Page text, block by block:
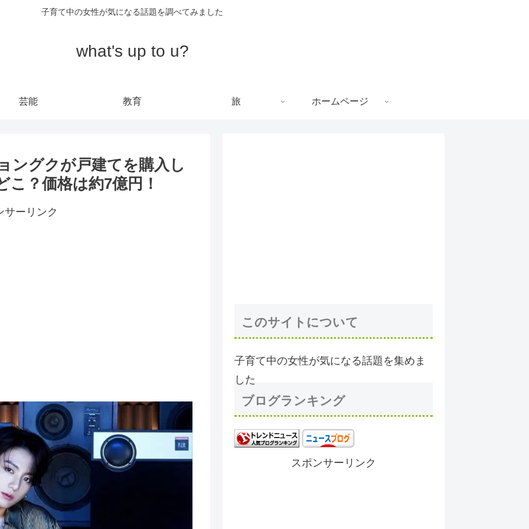
子育て中の女性が気になる話題を調べてみました
what's up to u?
芸能 教育 旅 ホームページ
ングクが戸建てを購入し
？価格は約7億円！
サーリンク
このサイトについて
子育て中の女性が気になる話題を集めま
した
ブログランキング
スポンサーリンク